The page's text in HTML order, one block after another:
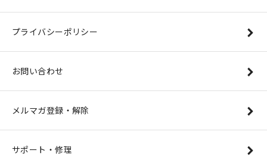
プライバシーポリシー
お問い合わせ
メルマガ登録・解除
サポート・修理